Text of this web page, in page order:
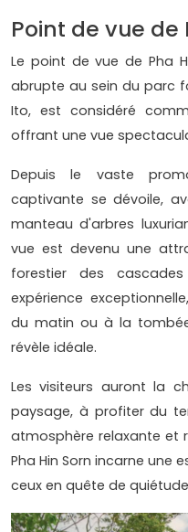
Point de vue de
Le point de vue de Pha
abrupte au sein du parc
Ito, est considéré
offrant une vue
Depuis le vaste
captivante se dévoile,
manteau d'arbres
vue est devenu une
forestier des
expérience
du matin ou à la
révèle idéale.
Les visiteurs auront la
paysage, à profiter du
atmosphère relaxante et
Pha Hin Sorn incarne une
ceux en quête de